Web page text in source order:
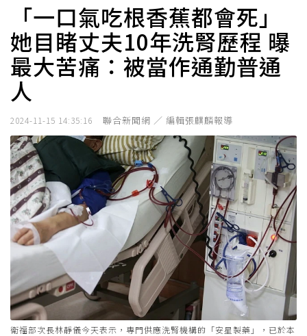
「一口氣吃根香蕉都會死」
她目睹丈夫10年洗腎歷程 曝
最大苦痛：被當作通勤普通
人
2024-11-15 14:35:16 聯合新聞網 ／ 編輯張麒麟報導
衛福部次長林靜儀今天表示，專門供應洗腎機構的「安星製藥」，已於本